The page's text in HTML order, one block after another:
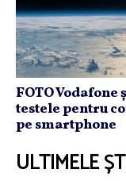
FOTO
testele pentru
pe smartphone
ULTIMELE